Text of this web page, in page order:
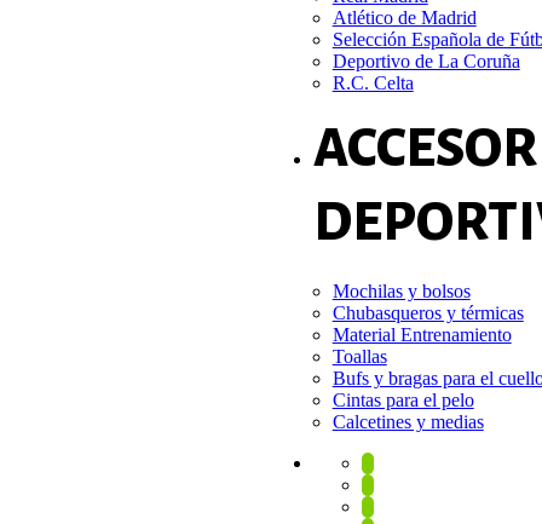
Atlético de Madrid
Selección Española de
Deportivo de La Coruña
R.C. Celta
Mochilas y bolsos
Chubasqueros y térmicas
Material Entrenamiento
Toallas
Bufs y bragas para el
Cintas para el pelo
Calcetines y medias